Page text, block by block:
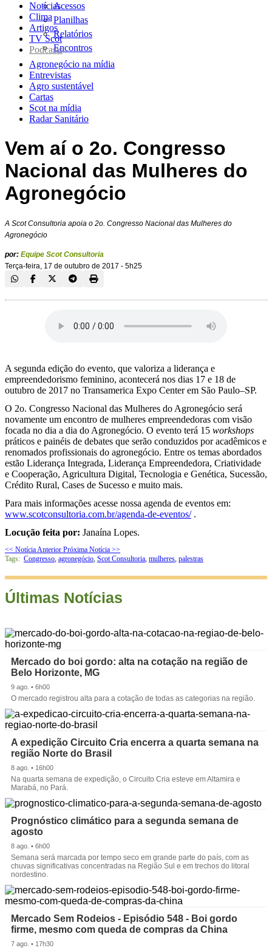
Acessos
Planilhas
Relatórios
Encontros
Notícias
Clima
Artigos
TV Scot
Podcasts
Agronegócio na mídia
Entrevistas
Agro sustentável
Cartas
Scot na mídia
Radar Sanitário
Vem aí o 2o. Congresso
Nacional das Mulheres do
Agronegócio
A Scot Consultoria apoia o 2o. Congresso Nacional das Mulheres do
Agronegócio
por: Equipe Scot Consultoria
Terça-feira, 17 de outubro de 2017 - 5h25
A segunda edição do evento, que valoriza a liderança e
empreendedorismo feminino, acontecerá nos dias 17 e 18 de
outubro de 2017 no Transamerica Expo Center em São Paulo–SP.
O 2o. Congresso Nacional das Mulheres do Agronegócio será
novamente um encontro de mulheres empreendedoras com visão
focada no dia a dia do Agronegócio. O evento terá 15 workshops
práticos e painéis de debates que serão conduzidos por acadêmicos e
renomados profissionais do agronegócio. Entre os temas abordados
estão Liderança Integrada, Liderança Empreendedora, Criatividade
e Cooperação, Agricultura Digital, Tecnologia e Genética, Sucessão,
Crédito Rural, Cases de Sucesso e muito mais.
Para mais informações acesse nossa agenda de eventos em:
www.scotconsultoria.com.br/agenda-de-eventos/.
Locução feita por: Janaína Lopes.
<< Notícia Anterior Próxima Notícia >>
Tags: Congresso, agronegócio, Scot Consultoria, mulheres, palestras
Últimas Notícias
Mercado do boi gordo: alta na cotação na região de
Belo Horizonte, MG
9 ago. • 6h00
O mercado registrou alta para a cotação de todas as categorias na região.
A expedição Circuito Cria encerra a quarta semana na
região Norte do Brasil
8 ago. • 16h00
Na quarta semana de expedição, o Circuito Cria esteve em Altamira e
Marabá, no Pará.
Prognóstico climático para a segunda semana de
agosto
8 ago. • 6h00
Semana será marcada por tempo seco em grande parte do país, com as
chuvas significativas concentradas na Região Sul e em trechos do litoral
nordestino.
Mercado Sem Rodeios - Episódio 548 - Boi gordo
firme, mesmo com queda de compras da China
7 ago. • 17h30